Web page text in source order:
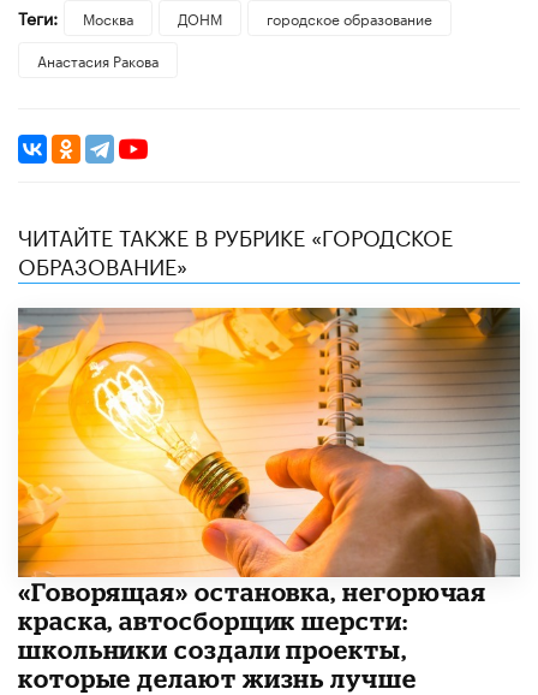
Теги: Москва ДОНМ
городское образование
Анастасия Ракова
ЧИТАЙТЕ ТАКЖЕ В РУБРИКЕ «ГОРОДСКОЕ
ОБРАЗОВАНИЕ»
​«Говорящая» остановка, негорючая
краска, автосборщик шерсти:
школьники создали проекты,
которые делают жизнь лучше